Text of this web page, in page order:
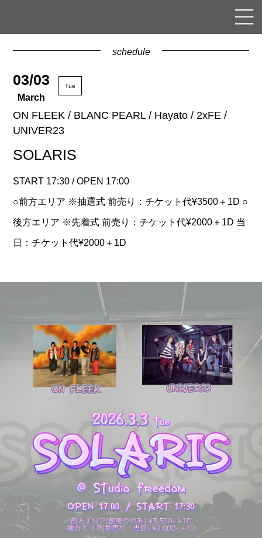
schedule
03/03
March
Tue
ON FLEEK / BLANC PEARL / Hayato / 2xFE /
UNIVER23
SOLARIS
START 17:30 / OPEN 17:00
○前方エリア ※抽選式 前売り：チケット代¥3500＋1D ○
後方エリア ※先着式 前売り：チケット代¥2000＋1D 当
日：チケット代¥2000＋1D